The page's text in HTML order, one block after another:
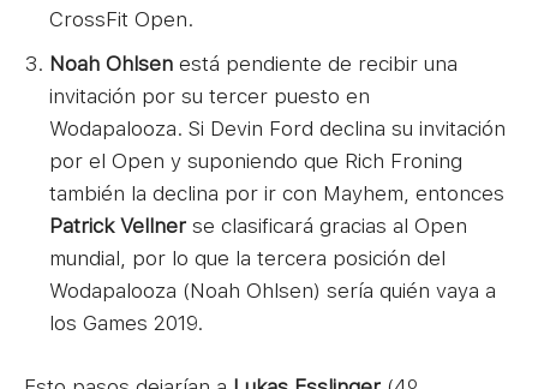
CrossFit Open.
Noah Ohlsen está pendiente de recibir una
invitación por su tercer puesto en
Wodapalooza. Si Devin Ford declina su invitación
por el Open y suponiendo que Rich Froning
también la declina por ir con Mayhem, entonces
Patrick Vellner se clasificará gracias al Open
mundial, por lo que la tercera posición del
Wodapalooza (Noah Ohlsen) sería quién vaya a
los Games 2019.